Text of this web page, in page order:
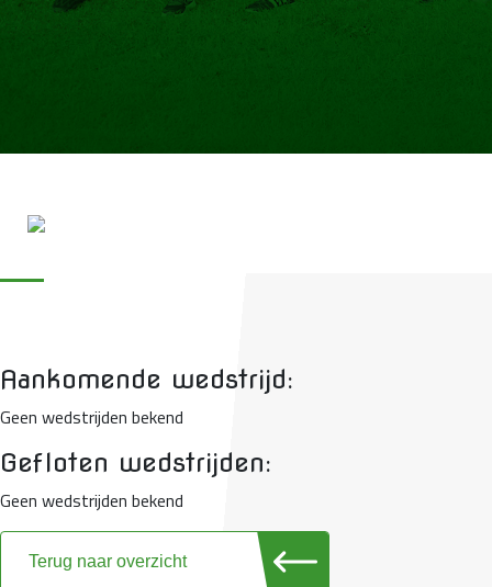
Aankomende wedstrijd:
Geen wedstrijden bekend
Gefloten wedstrijden:
Geen wedstrijden bekend
Terug naar overzicht